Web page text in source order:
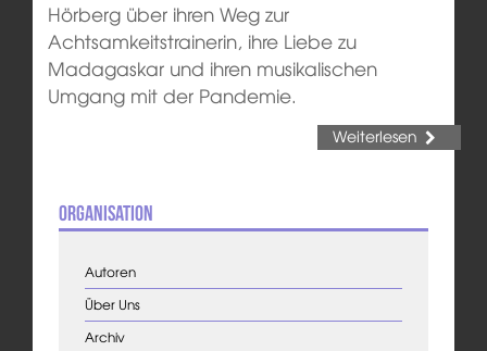
Hörberg über ihren Weg zur
Achtsamkeitstrainerin, ihre Liebe zu
Madagaskar und ihren musikalischen
Umgang mit der Pandemie.
Weiterlesen
Organisation
Autoren
Über Uns
Archiv